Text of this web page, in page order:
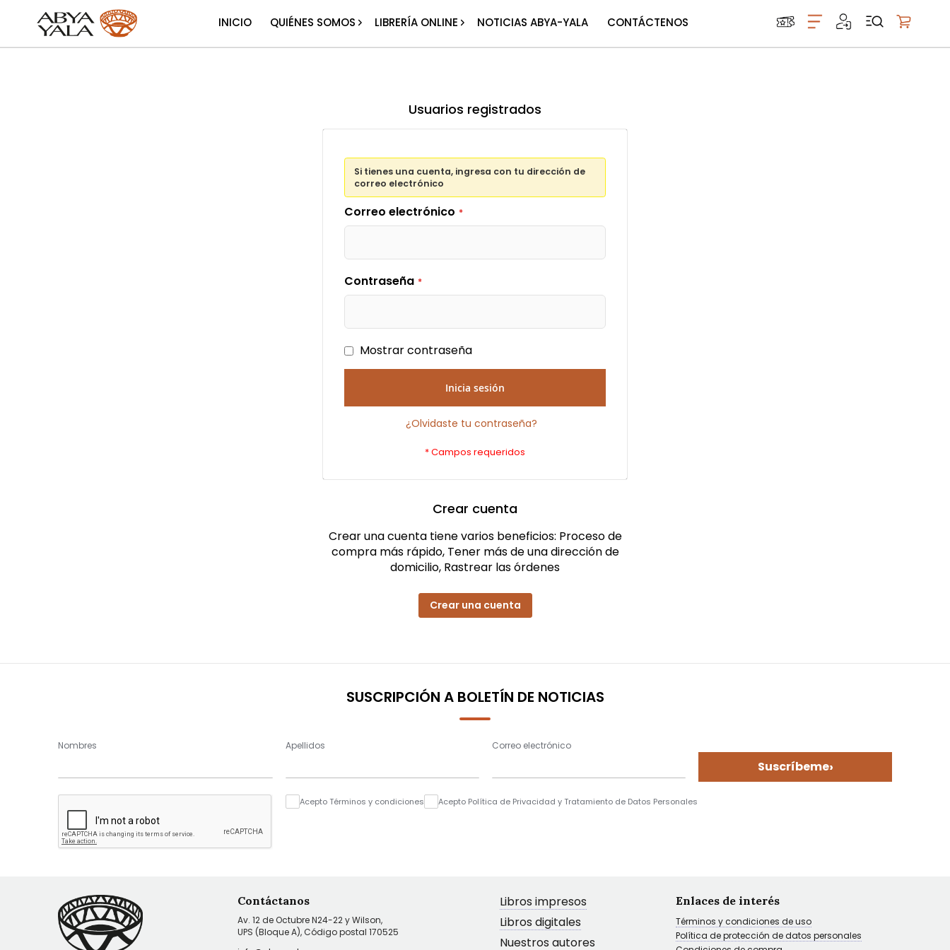
INICIO QUIÉNES SOMOS LIBRERÍA ONLINE NOTICIAS ABYA-YALA CONTÁCTENOS
Usuarios registrados
Si tienes una cuenta, ingresa con tu dirección de
correo electrónico
Correo electrónico
Contraseña
Mostrar contraseña
Inicia sesión
¿Olvidaste tu contraseña?
Crear cuenta
Crear una cuenta tiene varios beneficios: Proceso de
compra más rápido, Tener más de una dirección de
domicilio, Rastrear las órdenes
Crear una cuenta
SUSCRIPCIÓN A BOLETÍN DE NOTICIAS
Nombres Apellidos Correo electrónico
Suscríbeme›
Acepto Términos y condiciones Acepto Política de Privacidad y Tratamiento de Datos Personales
Contáctanos
Av. 12 de Octubre N24-22 y Wilson,
UPS (Bloque A), Código postal 170525
Libros impresos
Libros digitales
Nuestros autores
Enlaces de interés
Términos y condiciones de uso
Política de protección de datos personales